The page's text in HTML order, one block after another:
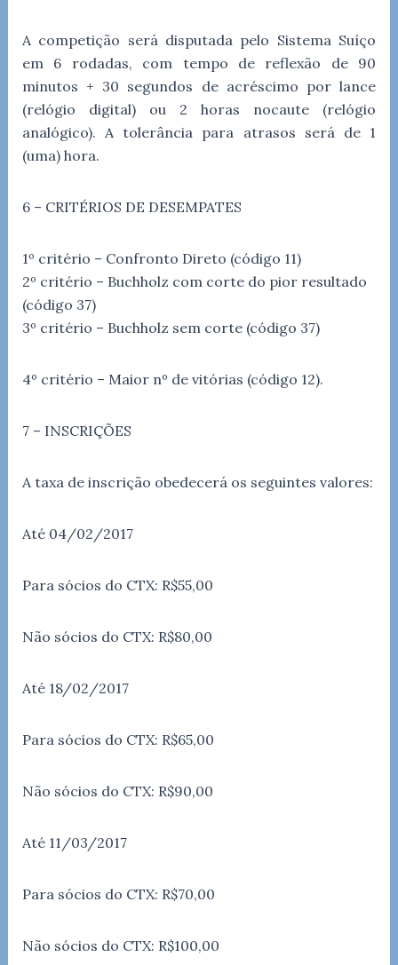
A competição será disputada pelo Sistema Suíço
em 6 rodadas, com tempo de reflexão de 90
minutos + 30 segundos de acréscimo por lance
(relógio digital) ou 2 horas nocaute (relógio
analógico). A tolerância para atrasos será de 1
(uma) hora.
6 – CRITÉRIOS DE DESEMPATES
1º critério – Confronto Direto (código 11)
2º critério – Buchholz com corte do pior resultado
(código 37)
3º critério – Buchholz sem corte (código 37)
4º critério – Maior nº de vitórias (código 12).
7 – INSCRIÇÕES
A taxa de inscrição obedecerá os seguintes valores:
Até 04/02/2017
Para sócios do CTX: R$55,00
Não sócios do CTX: R$80,00
Até 18/02/2017
Para sócios do CTX: R$65,00
Não sócios do CTX: R$90,00
Até 11/03/2017
Para sócios do CTX: R$70,00
Não sócios do CTX: R$100,00